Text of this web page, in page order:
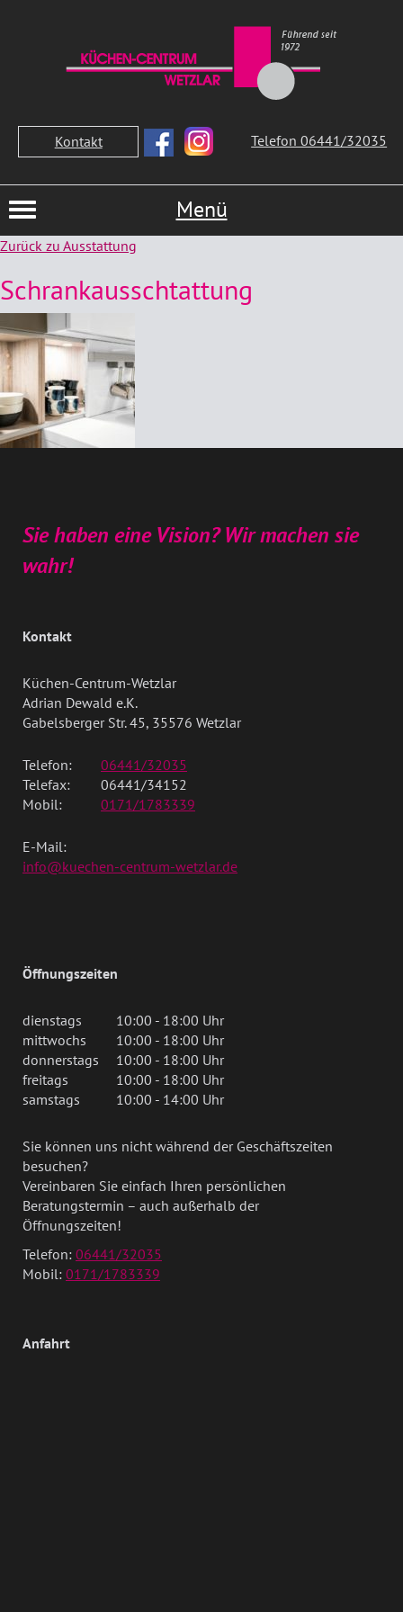
Kontakt Telefon 06441/32035
Menü
Zurück zu Ausstattung
Schrankausschtattung
Sie haben eine Vision? Wir machen sie
wahr!
Kontakt
Küchen-Centrum-Wetzlar
Adrian Dewald e.K.
Gabelsberger Str. 45, 35576 Wetzlar
Telefon:
06441/32035
Telefax:
06441/34152
Mobil:
0171/1783339
E-Mail:
info@kuechen-centrum-wetzlar.de
Öffnungszeiten
dienstags
10:00 - 18:00 Uhr
mittwochs
10:00 - 18:00 Uhr
donnerstags
10:00 - 18:00 Uhr
freitags
10:00 - 18:00 Uhr
samstags
10:00 - 14:00 Uhr
Sie können uns nicht während der Geschäftszeiten
besuchen?
Vereinbaren Sie einfach Ihren persönlichen
Beratungstermin – auch außerhalb der
Öffnungszeiten!
Telefon: 06441/32035
Mobil: 0171/1783339
Anfahrt